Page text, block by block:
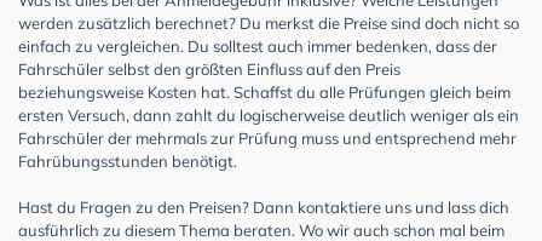
werden zusätzlich berechnet? Du merkst die Preise sind doch nicht so
einfach zu vergleichen. Du solltest auch immer bedenken, dass der
Fahrschüler selbst den größten Einfluss auf den Preis
beziehungsweise Kosten hat. Schaffst du alle Prüfungen gleich beim
ersten Versuch, dann zahlt du logischerweise deutlich weniger als ein
Fahrschüler der mehrmals zur Prüfung muss und entsprechend mehr
Fahrübungsstunden benötigt.
Hast du Fragen zu den Preisen? Dann kontaktiere uns und lass dich
ausführlich zu diesem Thema beraten. Wo wir auch schon mal beim